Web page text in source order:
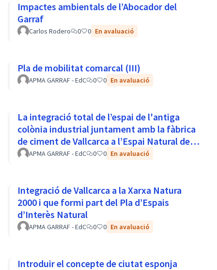
Impactes ambientals de l’Abocador del
Garraf
Carlos Rodero 0 0 En avaluació
Pla de mobilitat comarcal (III)
APMA GARRAF - EdC 0 0 En avaluació
La integració total de l’espai de l'antiga
colònia industrial juntament amb la fàbrica
de ciment de Vallcarca a l’Espai Natural del
Parc del Garraf
APMA GARRAF - EdC 0 0 En avaluació
Integració de Vallcarca a la Xarxa Natura
2000 i que formi part del Pla d’Espais
d’Interès Natural
APMA GARRAF - EdC 0 0 En avaluació
Introduir el concepte de ciutat esponja